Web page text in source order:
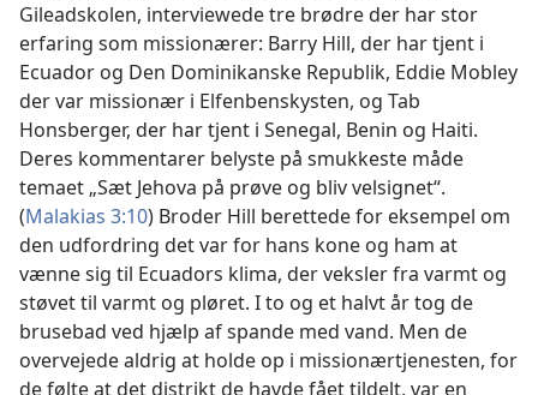
Gileadskolen, interviewede tre brødre der har stor
erfaring som missionærer: Barry Hill, der har tjent i
Ecuador og Den Dominikanske Republik, Eddie Mobley
der var missionær i Elfenbenskysten, og Tab
Honsberger, der har tjent i Senegal, Benin og Haiti.
Deres kommentarer belyste på smukkeste måde
temaet „Sæt Jehova på prøve og bliv velsignet“.
(Malakias 3:10) Broder Hill berettede for eksempel om
den udfordring det var for hans kone og ham at
vænne sig til Ecuadors klima, der veksler fra varmt og
støvet til varmt og pløret. I to og et halvt år tog de
brusebad ved hjælp af spande med vand. Men de
overvejede aldrig at holde op i missionærtjenesten, for
de følte at det distrikt de havde fået tildelt, var en